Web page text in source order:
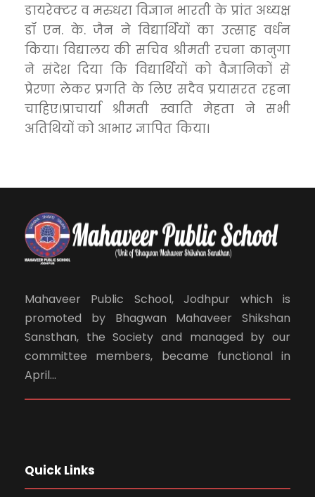
डायरेक्टर व मरुधरा विज्ञान भारती के ‌प्रांत अध्यक्ष
डॉ एन. के. जैन ने विद्यार्थियों का उत्साह वर्धन
किया। विद्यालय की सचिव श्रीमती रचना कानुगा
ने संदेश दिया कि विद्यार्थियों को वैज्ञानिकों से
प्रेरणा लेकर प्रगति के लिए सदैव प्रयासरत रहना
चाहिए।प्राचार्या श्रीमती स्वाति मेहता ने सभी
Mahaveer Public School, Jodhpur which is
promoted by Bhagwan Mahaveer Shikshan
Sansthan, the Society and managed by our
committee members, became functional in
April...
Quick Links